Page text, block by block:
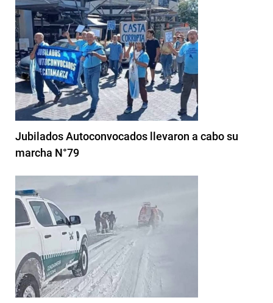
Jubilados Autoconvocados llevaron a cabo su
marcha N°79